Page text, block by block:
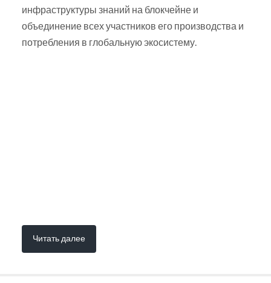
инфраструктуры знаний на блокчейне и
объединение всех участников его производства и
потребления в глобальную экосистему.
Читать далее